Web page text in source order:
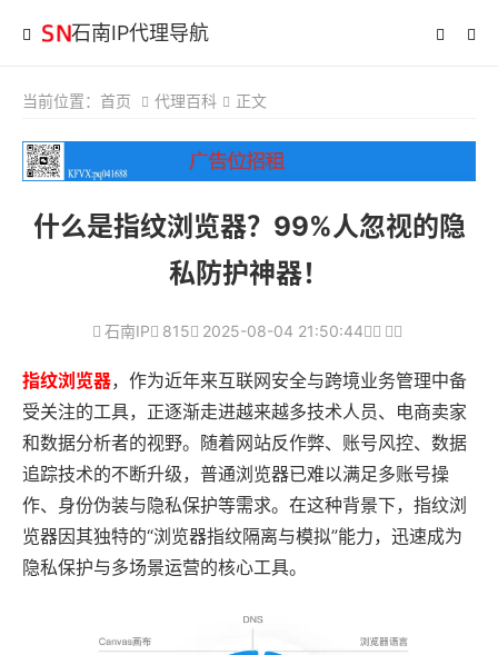
石南IP代理导航
当前位置： 首页 代理百科 正文
什么是指纹浏览器？99%人忽视的隐
私防护神器！
石南IP 815 2025-08-04 21:50:44
指纹浏览器，作为近年来互联网安全与跨境业务管理中备
受关注的工具，正逐渐走进越来越多技术人员、电商卖家
和数据分析者的视野。随着网站反作弊、账号风控、数据
追踪技术的不断升级，普通浏览器已难以满足多账号操
作、身份伪装与隐私保护等需求。在这种背景下，指纹浏
览器因其独特的“浏览器指纹隔离与模拟”能力，迅速成为
隐私保护与多场景运营的核心工具。